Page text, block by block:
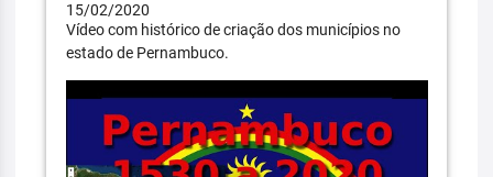
15/02/2020
Vídeo com histórico de criação dos municípios no
estado de Pernambuco.